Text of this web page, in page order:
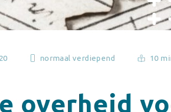
normaal verdiepend 10
overheid